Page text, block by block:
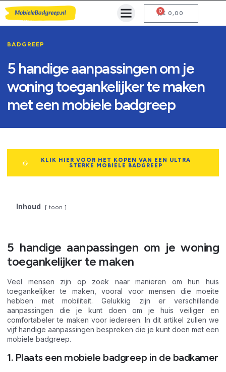
€ 0,00
0
BADGREEP
5 handige aanpassingen om je
woning toegankelijker te maken
met een mobiele badgreep
KLIK HIER VOOR HET KOPEN VAN EEN ULTRA
STERKE MOBIELE BADGREEP
Inhoud toon
5 handige aanpassingen om je woning
toegankelijker te maken
Veel mensen zijn op zoek naar manieren om hun huis
toegankelijker te maken, vooral voor mensen die moeite
hebben met mobiliteit. Gelukkig zijn er verschillende
aanpassingen die je kunt doen om je huis veiliger en
comfortabeler te maken voor iedereen. In dit artikel zullen we
vijf handige aanpassingen bespreken die je kunt doen met een
mobiele badgreep.
1. Plaats een mobiele badgreep in de badkamer